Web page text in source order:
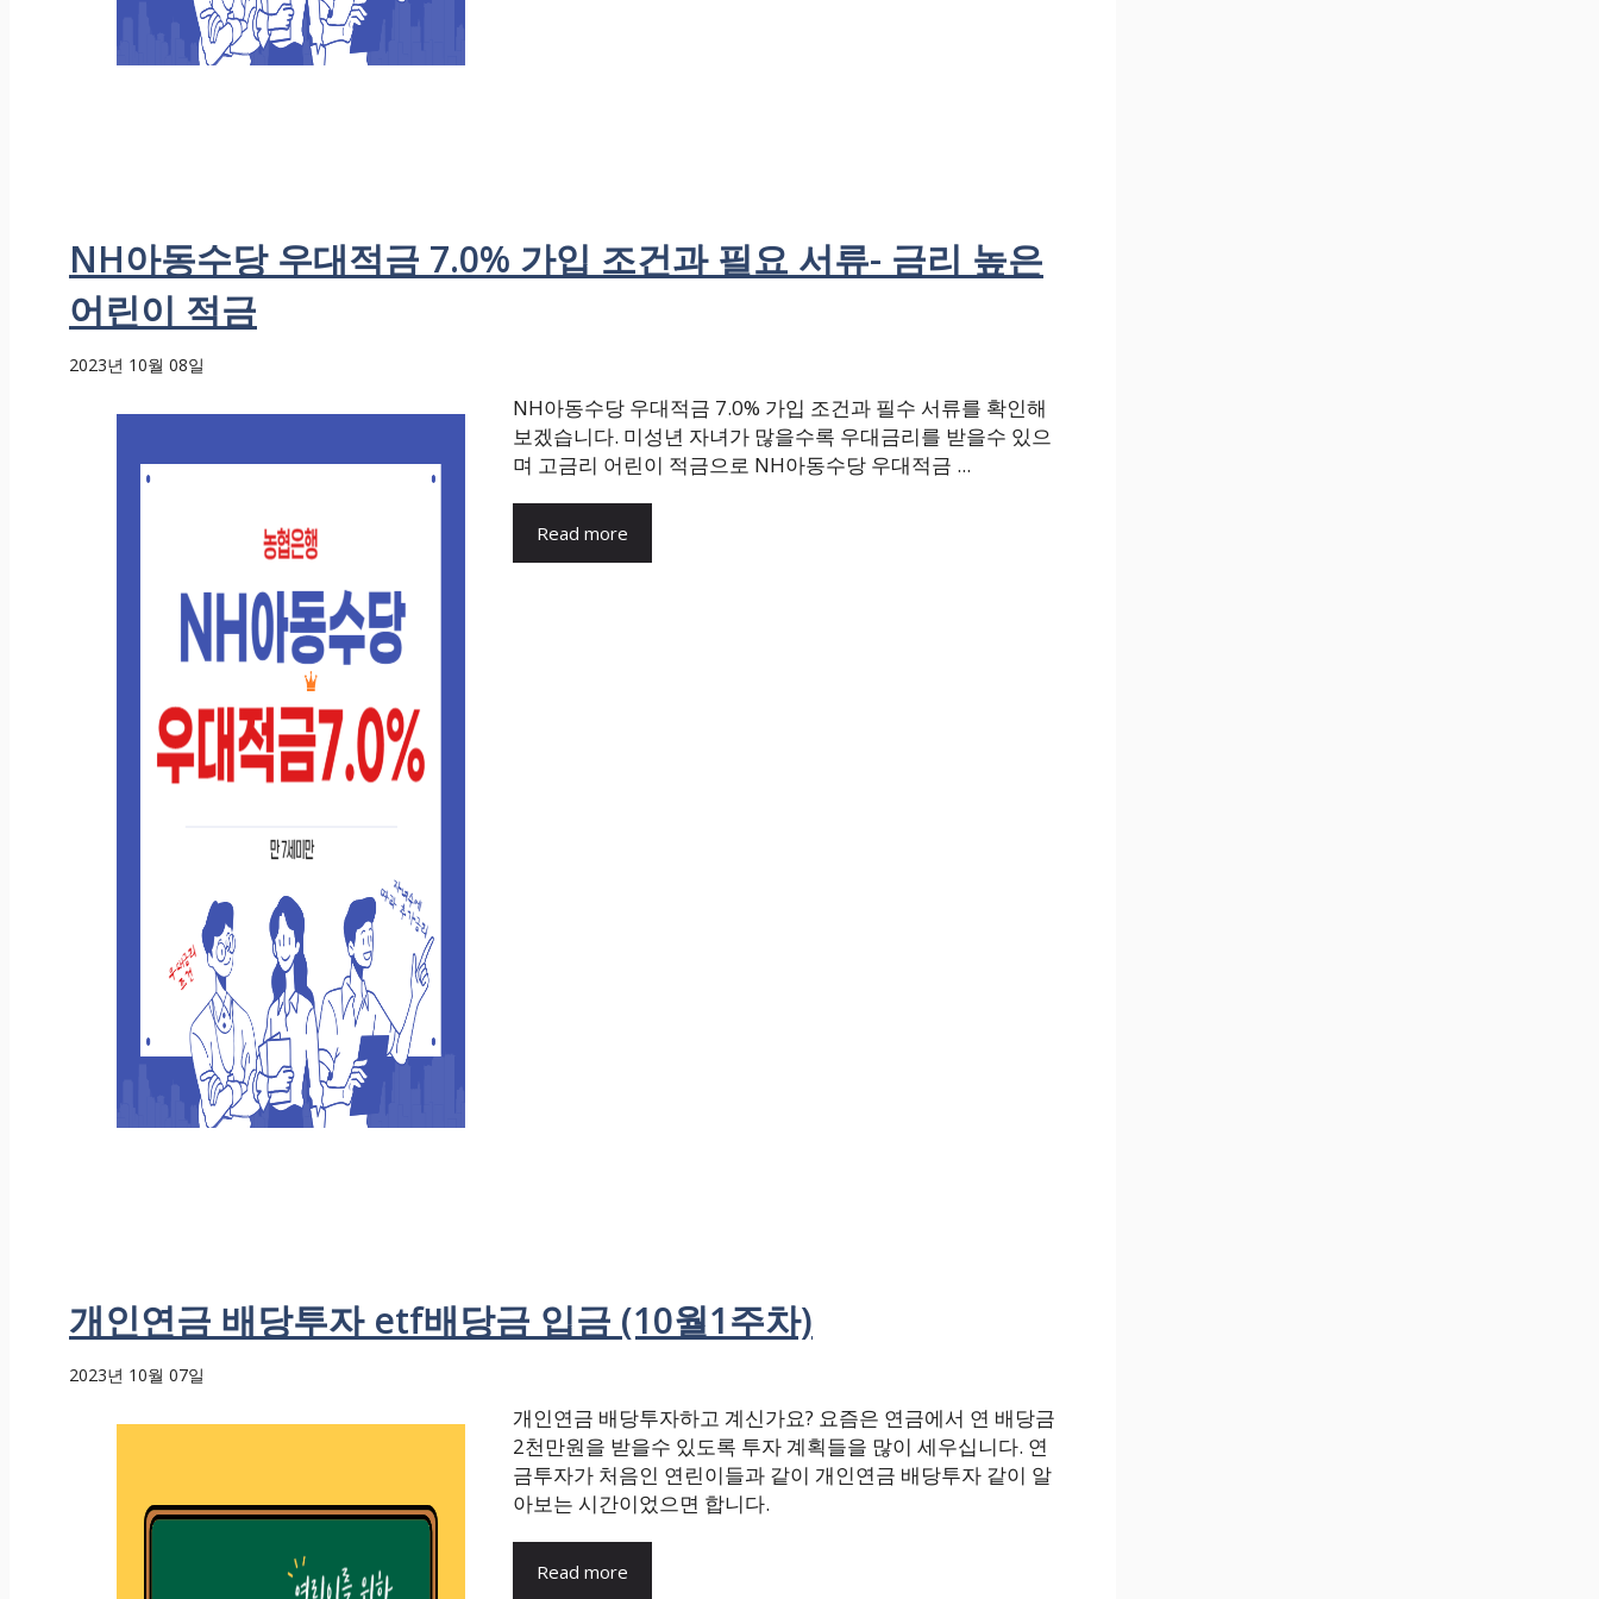
NH아동수당 우대적금 7.0% 가입 조건과 필요 서류- 금리 높은
어린이 적금
2023년 10월 08일
NH아동수당 우대적금 7.0% 가입 조건과 필수 서류를 확인해
보겠습니다. 미성년 자녀가 많을수록 우대금리를 받을수 있으
며 고금리 어린이 적금으로 NH아동수당 우대적금 ...
Read more
개인연금 배당투자 etf배당금 입금 (10월1주차)
2023년 10월 07일
개인연금 배당투자하고 계신가요? 요즘은 연금에서 연 배당금
2천만원을 받을수 있도록 투자 계획들을 많이 세우십니다. 연
금투자가 처음인 연린이들과 같이 개인연금 배당투자 같이 알
아보는 시간이었으면 합니다.
Read more